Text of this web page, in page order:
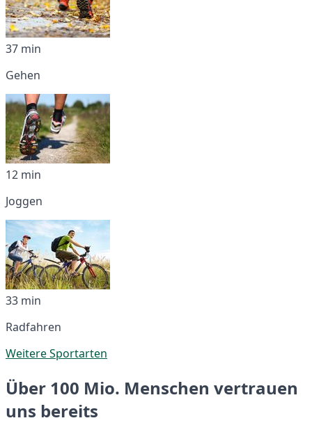
37 min
Gehen
12 min
Joggen
33 min
Radfahren
Weitere Sportarten
Über 100 Mio. Menschen vertrauen
uns bereits